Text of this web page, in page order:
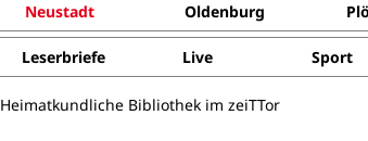
Neustadt Oldenburg
Leserbriefe Live Sport
Heimatkundliche Bibliothek im zeiTTor